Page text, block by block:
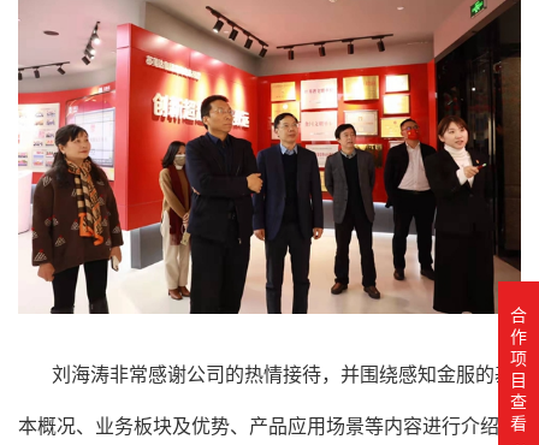
刘海涛非常感谢公司的热情接待，并围绕感知金服的基
本概况、业务板块及优势、产品应用场景等内容进行介绍。
合
作
项
目
查
看